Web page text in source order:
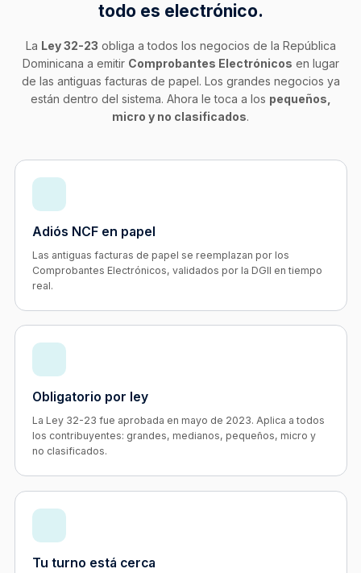
todo es electrónico.
La Ley 32-23 obliga a todos los negocios de la República
Dominicana a emitir Comprobantes Electrónicos en lugar
de las antiguas facturas de papel. Los grandes negocios ya
están dentro del sistema. Ahora le toca a los pequeños,
micro y no clasificados.
Adiós NCF en papel
Las antiguas facturas de papel se reemplazan por los
Comprobantes Electrónicos, validados por la DGII en tiempo
real.
Obligatorio por ley
La Ley 32-23 fue aprobada en mayo de 2023. Aplica a todos
los contribuyentes: grandes, medianos, pequeños, micro y
no clasificados.
Tu turno está cerca